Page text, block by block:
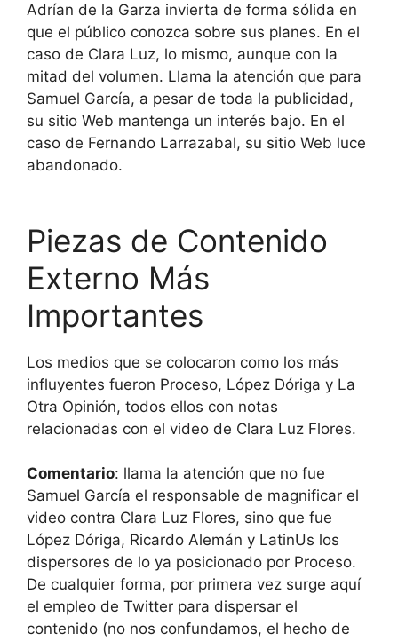
Adrían de la Garza invierta de forma sólida en
que el público conozca sobre sus planes. En el
caso de Clara Luz, lo mismo, aunque con la
mitad del volumen. Llama la atención que para
Samuel García, a pesar de toda la publicidad,
su sitio Web mantenga un interés bajo. En el
caso de Fernando Larrazabal, su sitio Web luce
abandonado.
Piezas de Contenido
Externo Más
Importantes
Los medios que se colocaron como los más
influyentes fueron Proceso, López Dóriga y La
Otra Opinión, todos ellos con notas
relacionadas con el video de Clara Luz Flores.
Comentario: llama la atención que no fue
Samuel García el responsable de magnificar el
video contra Clara Luz Flores, sino que fue
López Dóriga, Ricardo Alemán y LatinUs los
dispersores de lo ya posicionado por Proceso.
De cualquier forma, por primera vez surge aquí
el empleo de Twitter para dispersar el
contenido (no nos confundamos, el hecho de